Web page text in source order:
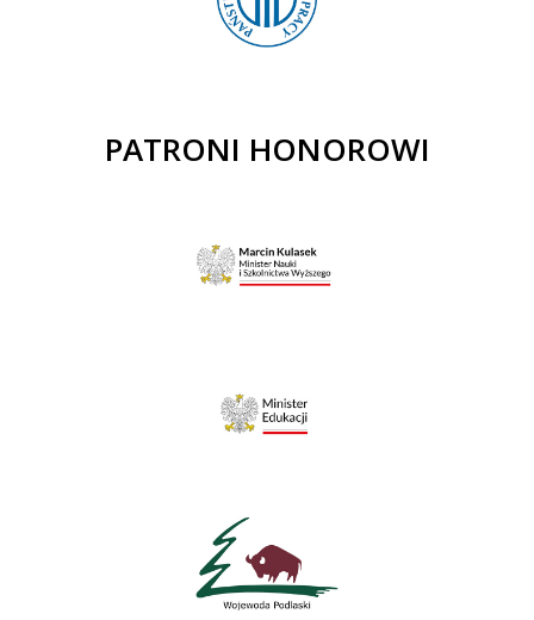
PATRONI HONOROWI